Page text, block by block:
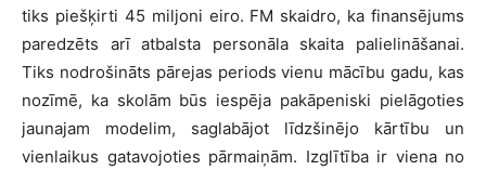
tiks piešķirti 45 miljoni eiro. FM skaidro, ka finansējums
paredzēts arī atbalsta personāla skaita palielināšanai.
Tiks nodrošināts pārejas periods vienu mācību gadu, kas
nozīmē, ka skolām būs iespēja pakāpeniski pielāgoties
jaunajam modelim, saglabājot līdzšinējo kārtību un
vienlaikus gatavojoties pārmaiņām. Izglītība ir viena no